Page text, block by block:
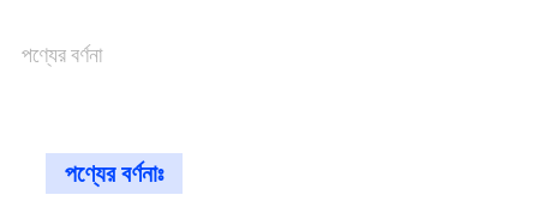
পণ্যের বর্ণনা
পণ্যের বর্ণনাঃ